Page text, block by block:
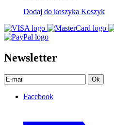
Dodaj do koszyka Koszyk
Newsletter
Ok
Facebook